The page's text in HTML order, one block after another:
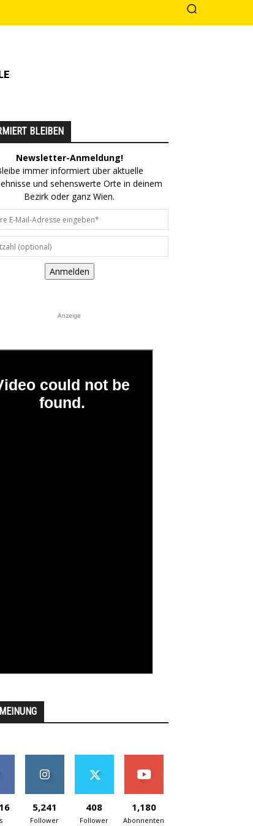
BLEIBEN
Newsletter-Anmeldung!
immer informiert über aktuelle
und sehenswerte Orte in deinem
Bezirk oder ganz Wien.
Anmelden
Anzeige
5,241
Follower
408
Follower
1,180
Abonnenten